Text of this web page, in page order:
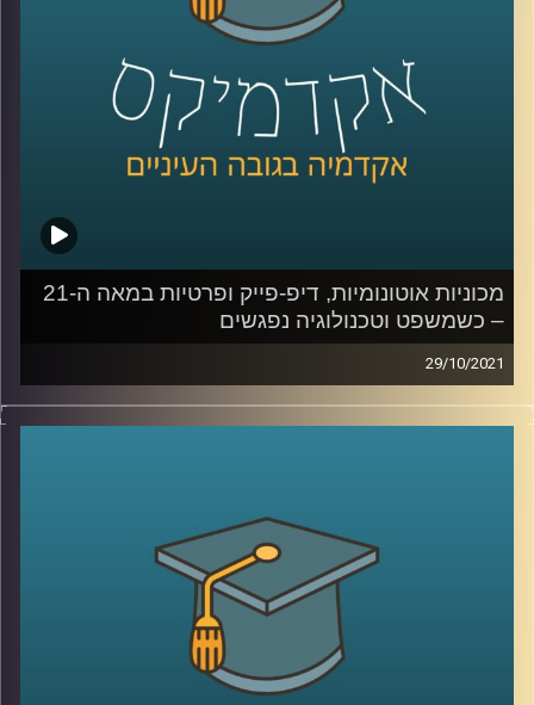
לשיחה עם ד"ר אביב גאון בנושא הקשר בין משפט לטכנולוגיה
– לחצו כאן
לשיחה עם ד"ר אביב גאון בנושא תיקי פייסבוק והקשר בין
קרדיט תמונות:AudioVersity
מכוניות אוטונומיות, דיפ-פייק ופרטיות במאה ה-21
– כשמשפט וטכנולוגיה נפגשים
29/10/2021
מכוניות אוטונומיות שנוסעות ללא שליטת אדם נמצאות
ברגעים אלו על כבישי ישראל כשהחוק עדיין מחייב נהג
תהיה המשמעות של עדות בבית משפט כאשר תופעת
ה"דיפ-פייק" תתרחב ולא נוכל לסמוך על מה שאנחנו רואים
האם המשפט עומד בקצב של הסטארט-אפ ניישן? ד"ר אביב
גאון, מומחה למשפט וטכנולוגיה מדבר על הקשר בין שני